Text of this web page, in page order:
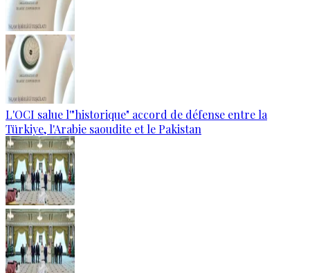
L'OCI salue l'"historique" accord de défense entre la
Türkiye, l'Arabie saoudite et le Pakistan